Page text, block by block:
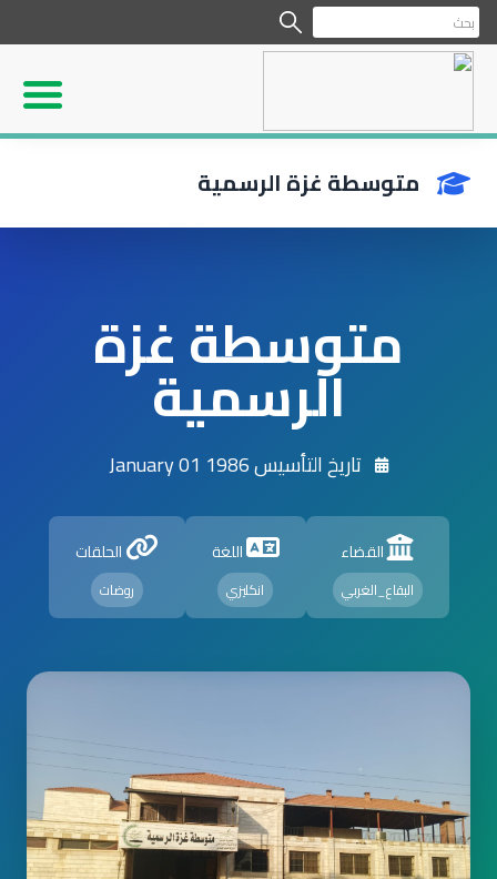
متوسطة غزة الرسمية
متوسطة غزة
الرسمية
تاريخ التأسيس 1986 January 01
القضاء
البقاع_الغربي
اللغة
انكليزي
الحلقات
روضات